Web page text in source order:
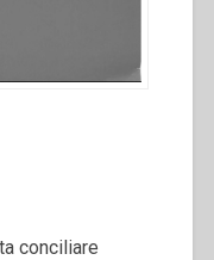
conciliare